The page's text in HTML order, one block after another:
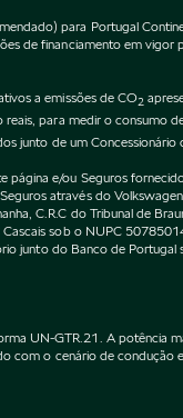
para Portugal
de financiamento em
a emissões de CO2
para medir o consumo
junto de um Concessionário
página e/ou Seguros
através do
C.R.C do Tribunal de
Cascais sob o NUPC
junto do Banco de
UN-GTR.21. A potência
com o cenário de condução